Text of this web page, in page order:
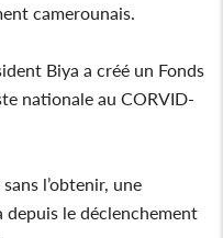
camerounais.
Biya a créé un Fonds
nationale au CORVID-
l’obtenir, une
le déclenchement